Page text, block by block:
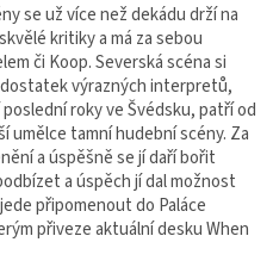
se už více než dekádu drží na
kritiky a má za sebou
či Koop. Severská scéna si
výrazných interpretů,
roky ve Švédsku, patří od
umělce tamní hudební scény. Za
a úspěšně se jí daří bořit
a úspěch jí dal možnost
připomenout do Paláce
přiveze aktuální desku When